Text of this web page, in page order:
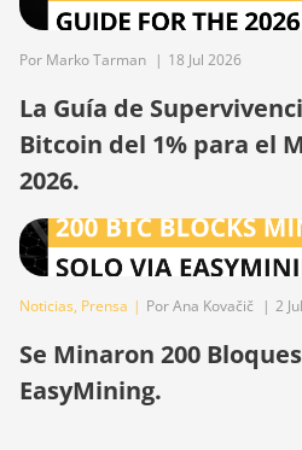
S21 Hyd. (335Th)
BITMAIN AntMiner
S21 Immersion
S21 Pro
BITMAIN AntMiner
S21 XP (270Th)
BITMAIN AntMiner
Por Marko Tarman | 18 Jul 2026
La Guía de
Bitcoin del 1% para el
2026.
Noticias, Prensa | Por Ana Kovačič | 2
Se Minaron 200
EasyMining.